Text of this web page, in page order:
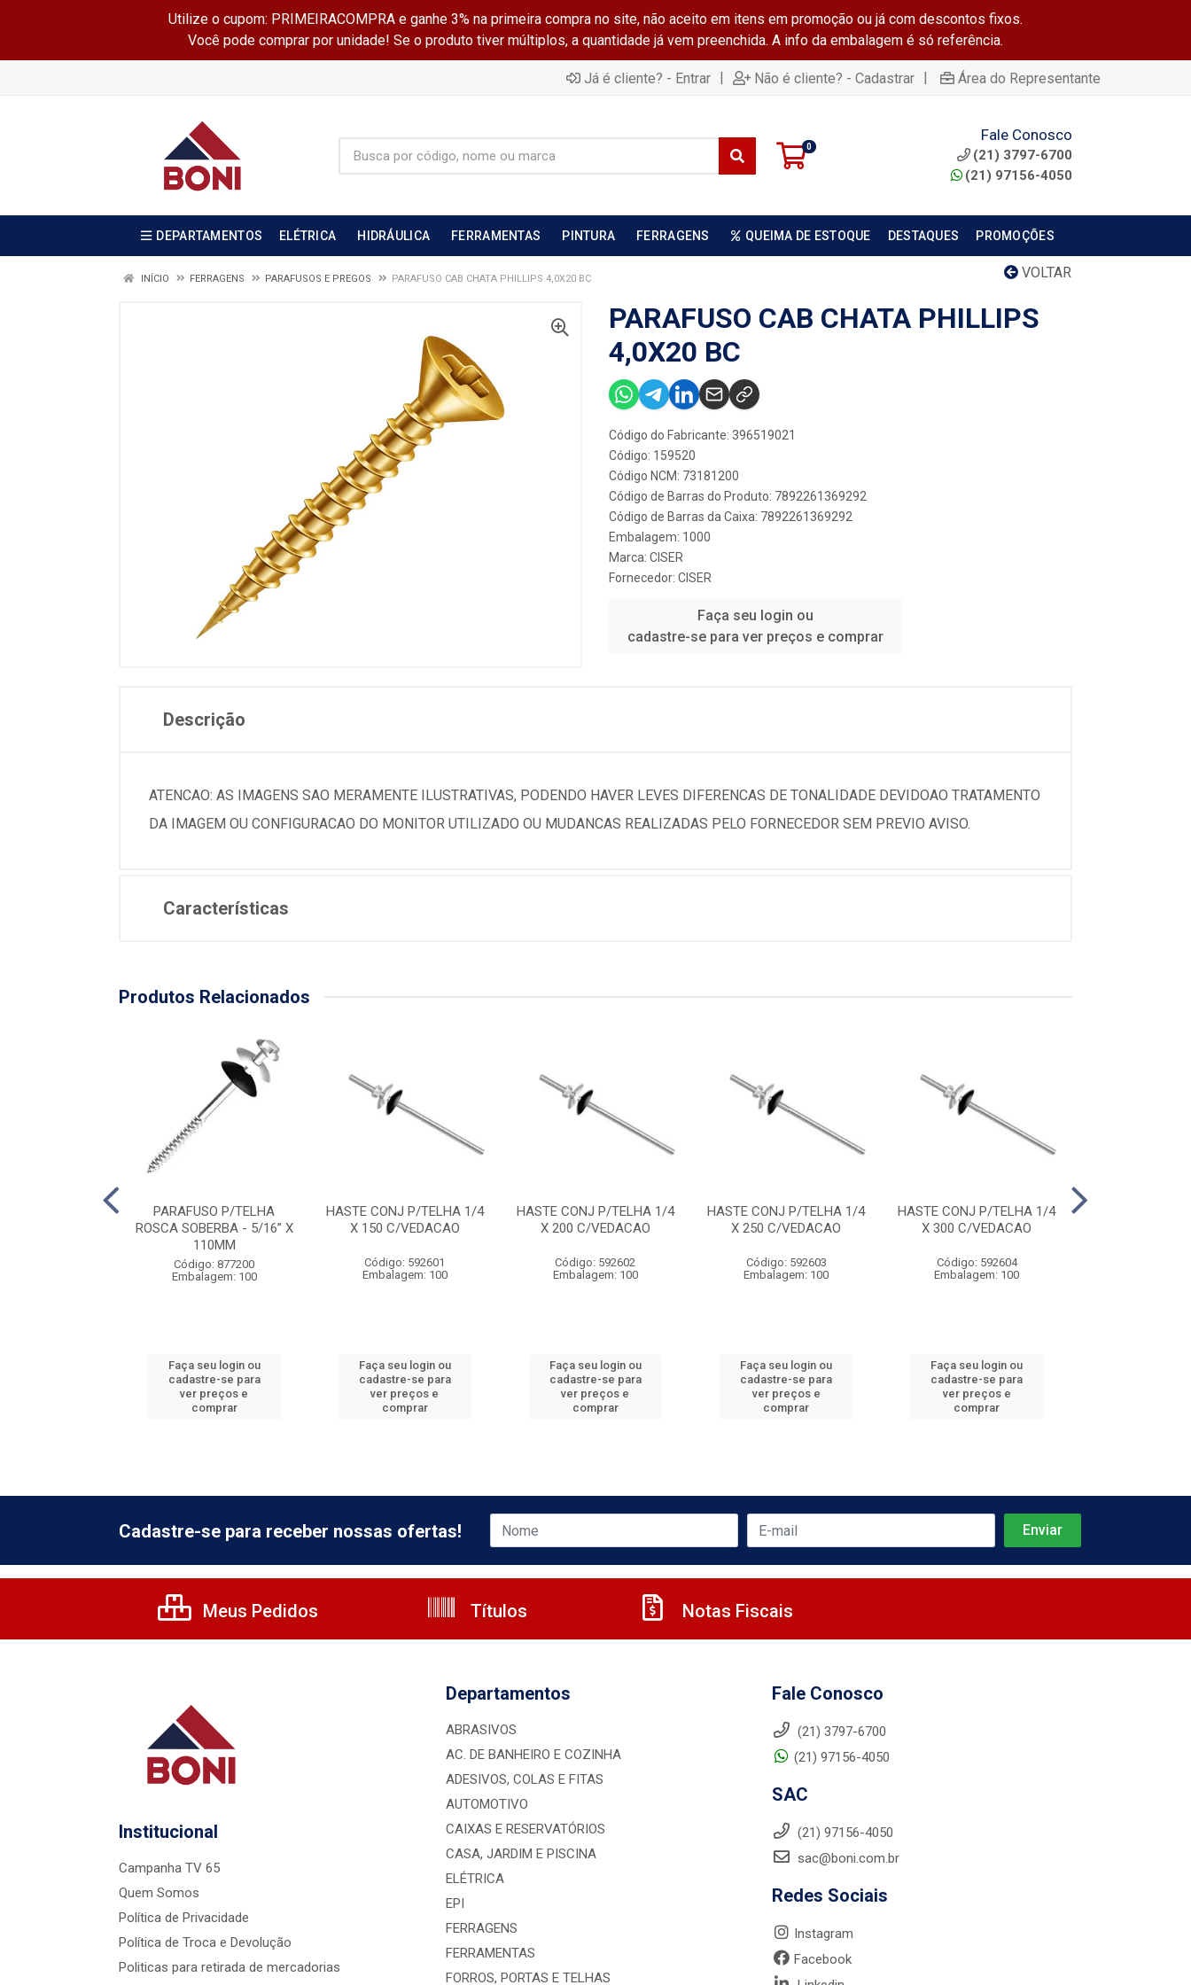
Utilize o cupom: PRIMEIRACOMPRA e ganhe 3% na primeira compra no site, não aceito em itens em promoção ou já com descontos fixos.
Você pode comprar por unidade! Se o produto tiver múltiplos, a quantidade já vem preenchida. A info da embalagem é só referência.
Já é cliente? - Entrar | Não é cliente? - Cadastrar | Área do Representante
0
Fale Conosco
(21) 3797-6700
(21) 97156-4050
DEPARTAMENTOS ELÉTRICA HIDRÁULICA FERRAMENTAS PINTURA FERRAGENS QUEIMA DE ESTOQUE DESTAQUES PROMOÇÕES
VOLTAR
INÍCIO FERRAGENS PARAFUSOS E PREGOS PARAFUSO CAB CHATA PHILLIPS 4,0X20 BC
PARAFUSO CAB CHATA PHILLIPS
4,0X20 BC
Código do Fabricante: 396519021
Código: 159520
Código NCM: 73181200
Código de Barras do Produto: 7892261369292
Código de Barras da Caixa: 7892261369292
Embalagem: 1000
Marca: CISER
Fornecedor: CISER
Faça seu login ou
cadastre-se para ver preços e comprar
Descrição
ATENCAO: AS IMAGENS SAO MERAMENTE ILUSTRATIVAS, PODENDO HAVER LEVES DIFERENCAS DE TONALIDADE DEVIDOAO TRATAMENTO
DA IMAGEM OU CONFIGURACAO DO MONITOR UTILIZADO OU MUDANCAS REALIZADAS PELO FORNECEDOR SEM PREVIO AVISO.
Características
Produtos Relacionados
PARAFUSO P/TELHA
ROSCA SOBERBA - 5/16” X
110MM
Código: 877200
Embalagem: 100
Faça seu login ou
cadastre-se para
ver preços e
comprar
HASTE CONJ P/TELHA 1/4
X 150 C/VEDACAO
Código: 592601
Embalagem: 100
Faça seu login ou
cadastre-se para
ver preços e
comprar
HASTE CONJ P/TELHA 1/4
X 200 C/VEDACAO
Código: 592602
Embalagem: 100
Faça seu login ou
cadastre-se para
ver preços e
comprar
HASTE CONJ P/TELHA 1/4
X 250 C/VEDACAO
Código: 592603
Embalagem: 100
Faça seu login ou
cadastre-se para
ver preços e
comprar
HASTE CONJ P/TELHA 1/4
X 300 C/VEDACAO
Código: 592604
Embalagem: 100
Faça seu login ou
cadastre-se para
ver preços e
comprar
Cadastre-se para receber nossas ofertas!
Meus Pedidos Títulos Notas Fiscais
Institucional
Campanha TV 65
Quem Somos
Política de Privacidade
Política de Troca e Devolução
Politicas para retirada de mercadorias
Departamentos
ABRASIVOS
AC. DE BANHEIRO E COZINHA
ADESIVOS, COLAS E FITAS
AUTOMOTIVO
CAIXAS E RESERVATÓRIOS
CASA, JARDIM E PISCINA
ELÉTRICA
EPI
FERRAGENS
FERRAMENTAS
FORROS, PORTAS E TELHAS
Fale Conosco
(21) 3797-6700
(21) 97156-4050
SAC
(21) 97156-4050
sac@boni.com.br
Redes Sociais
Instagram
Facebook